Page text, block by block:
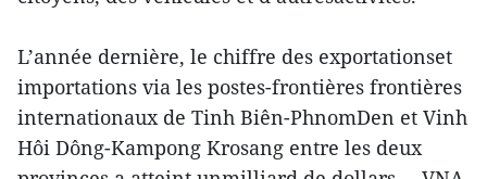
L’année dernière, le chiffre des exportationset
importations via les postes-frontières frontières
internationaux de Tinh Biên-PhnomDen et Vinh
Hôi Dông-Kampong Krosang entre les deux